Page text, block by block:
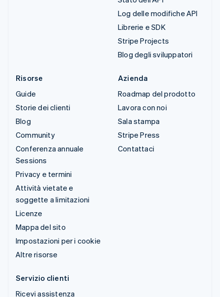
Log delle modifiche API
Librerie e SDK
Stripe Projects
Blog degli sviluppatori
Risorse
Guide
Storie dei clienti
Blog
Community
Conferenza annuale
Sessions
Privacy e termini
Attività vietate e
soggette a limitazioni
Licenze
Mappa del sito
Impostazioni per i cookie
Altre risorse
Azienda
Roadmap del prodotto
Lavora con noi
Sala stampa
Stripe Press
Contattaci
Servizio clienti
Ricevi assistenza